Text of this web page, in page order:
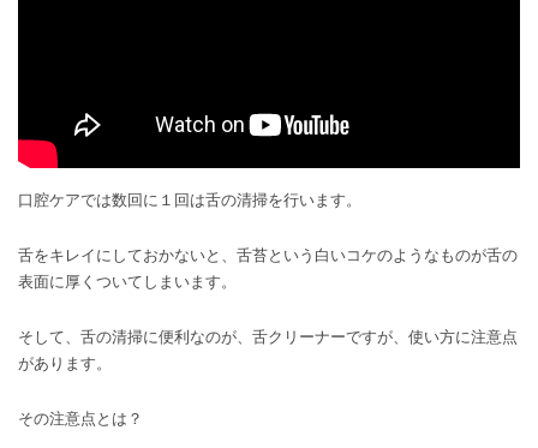
口腔ケアでは数回に１回は舌の清掃を行います。
舌をキレイにしておかないと、舌苔という白いコケのようなものが舌の
表面に厚くついてしまいます。
そして、舌の清掃に便利なのが、舌クリーナーですが、使い方に注意点
があります。
その注意点とは？